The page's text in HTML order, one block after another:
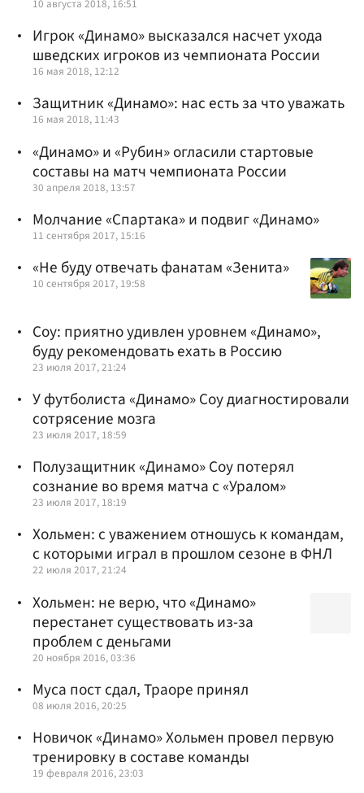
10 августа 2018, 16:51
Игрок «Динамо» высказался насчет ухода
шведских игроков из чемпионата России
16 мая 2018, 12:12
Защитник «Динамо»: нас есть за что уважать
16 мая 2018, 11:43
«Динамо» и «Рубин» огласили стартовые
составы на матч чемпионата России
30 апреля 2018, 13:57
Молчание «Спартака» и подвиг «Динамо»
11 сентября 2017, 15:16
«Не буду отвечать фанатам «Зенита»
10 сентября 2017, 19:58
Соу: приятно удивлен уровнем «Динамо»,
буду рекомендовать ехать в Россию
23 июля 2017, 21:24
У футболиста «Динамо» Соу диагностировали
сотрясение мозга
23 июля 2017, 18:59
Полузащитник «Динамо» Соу потерял
сознание во время матча с «Уралом»
23 июля 2017, 18:19
Хольмен: с уважением отношусь к командам,
с которыми играл в прошлом сезоне в ФНЛ
22 июля 2017, 21:24
Хольмен: не верю, что «Динамо»
перестанет существовать из-за
проблем с деньгами
20 ноября 2016, 03:36
Муса пост сдал, Траоре принял
08 июля 2016, 20:25
Новичок «Динамо» Хольмен провел первую
тренировку в составе команды
19 февраля 2016, 23:03